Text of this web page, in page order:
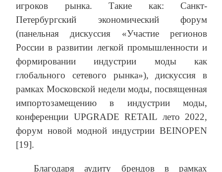
игроков рынка. Такие как: Санкт-
Петербургский экономический форум
(панельная дискуссия «Участие регионов
России в развитии легкой промышленности и
формировании индустрии моды как
глобального сетевого рынка»), дискуссия в
рамках Московской недели моды, посвященная
импортозамещению в индустрии моды,
конференции UPGRADE RETAIL лето 2022,
форум новой модной индустрии BEINOPEN
[19].
Благодаря аудиту брендов в рамках